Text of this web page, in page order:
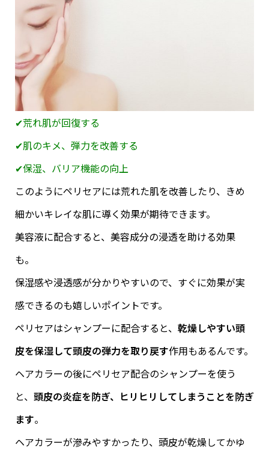
✔︎荒れ肌が回復する
✔︎肌のキメ、弾力を改善する
✔︎保湿、バリア機能の向上
このようにペリセアには荒れた肌を改善したり、きめ
細かいキレイな肌に導く効果が期待できます。
美容液に配合すると、美容成分の浸透を助ける効果
も。
保湿感や浸透感が分かりやすいので、すぐに効果が実
感できるのも嬉しいポイントです。
ペリセアはシャンプーに配合すると、 乾燥しやすい頭
皮を保湿して頭皮の弾力を取り戻す作用もあるんです。
ヘアカラーの後にペリセア配合のシャンプーを使う
と、 頭皮の炎症を防ぎ、ヒリヒリしてしまうことを防ぎ
ます。
ヘアカラーが滲みやすかったり、頭皮が乾燥してかゆ